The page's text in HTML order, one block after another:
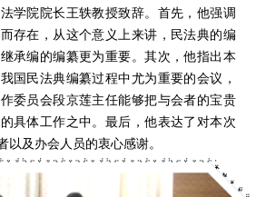
学院院长王轶教授致辞。首先，他强调
存在，从这个意义上来讲，民法典的编
承编的编纂更为重要。其次，他指出本
国民法典编纂过程中尤为重要的会议，
委员会段京莲主任能够把与会者的宝贵
具体工作之中。最后，他表达了对本次
及办会人员的衷心感谢。